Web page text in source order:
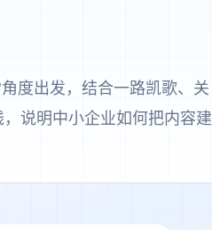
度出发，结合一路凯歌、关
说明中小企业如何把内容建